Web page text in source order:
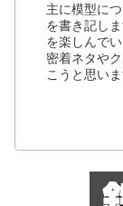
主に模型に
を書き記し
を楽しんで
密着ネタや
こうと思いま